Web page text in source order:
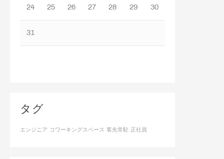
24 25 26 27 28 29 30
31
タグ
エンジニア コワーキングスペース 客先常駐 正社員